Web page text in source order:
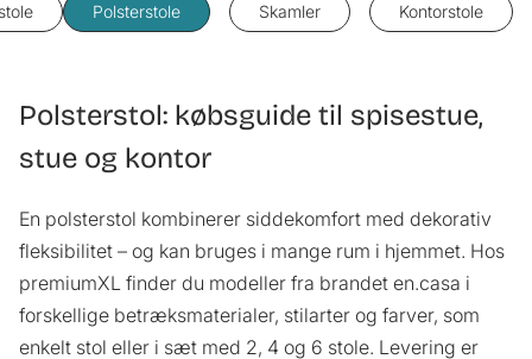
Polsterstole Skamler Kontorstole
Polsterstol: købsguide til spisestue,
stue og kontor
En polsterstol kombinerer siddekomfort med dekorativ
fleksibilitet – og kan bruges i mange rum i hjemmet. Hos
premiumXL finder du modeller fra brandet en.casa i
forskellige betræksmaterialer, stilarter og farver, som
enkelt stol eller i sæt med 2, 4 og 6 stole. Levering er